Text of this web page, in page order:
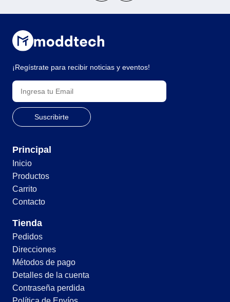
¡Regístrate para recibir noticias y eventos!
Principal
Inicio
Productos
Carrito
Contacto
Tienda
Pedidos
Direcciones
Métodos de pago
Detalles de la cuenta
Contraseña perdida